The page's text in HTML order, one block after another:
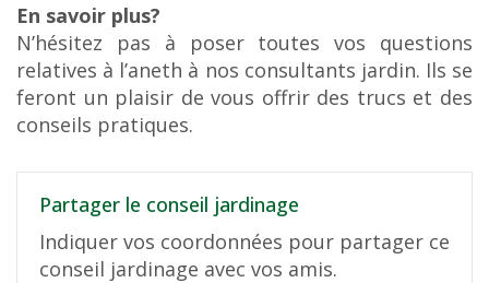
En savoir plus?
N’hésitez pas à poser toutes vos questions
relatives à l’aneth à nos consultants jardin. Ils se
feront un plaisir de vous offrir des trucs et des
conseils pratiques.
Partager le conseil jardinage
Indiquer vos coordonnées pour partager ce
conseil jardinage avec vos amis.